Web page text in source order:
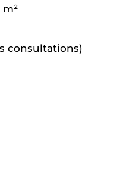
consultations)